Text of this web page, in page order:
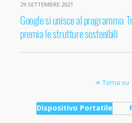
29 SETTEMBRE 2021
Google si unisce al programma
premia le strutture sostenibili
Torna su
Dispositivo Portatile